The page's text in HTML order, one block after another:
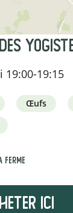
19:00-19:15
œufs
ferme
ici